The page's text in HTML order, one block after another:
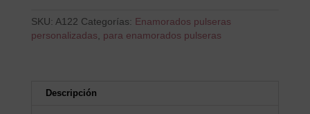
SKU: A122 Categorías: Enamorados pulseras
personalizadas, para enamorados pulseras
Descripción